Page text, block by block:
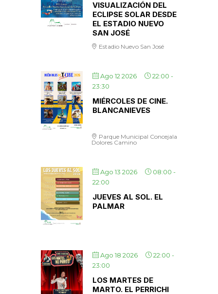
VISUALIZACIÓN DEL
ECLIPSE SOLAR DESDE
EL ESTADIO NUEVO
SAN JOSÉ
Estadio Nuevo San José
Ago 12 2026 22:00 -
23:30
MIÉRCOLES DE CINE.
BLANCANIEVES
Parque Municipal Concejala
Dolores Camino
Ago 13 2026 08:00 -
22:00
JUEVES AL SOL. EL
PALMAR
Ago 18 2026 22:00 -
23:00
LOS MARTES DE
MARTO. EL PERRICHI